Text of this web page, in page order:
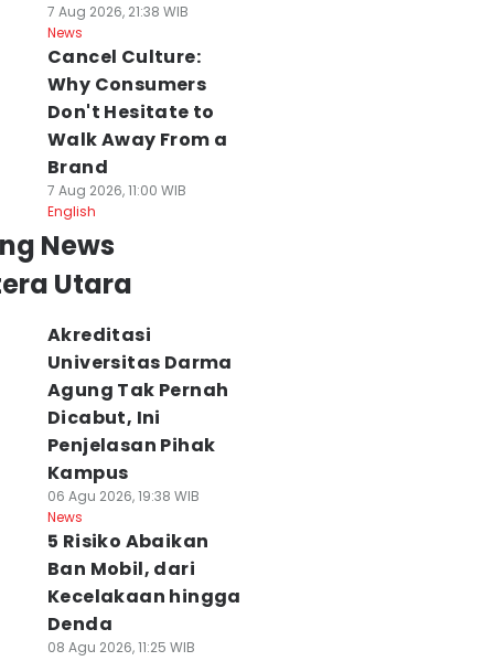
7 Aug 2026, 21:38 WIB
News
Cancel Culture:
Why Consumers
Don't Hesitate to
Walk Away From a
Brand
7 Aug 2026, 11:00 WIB
English
News
Utara
Akreditasi
Universitas Darma
Agung Tak Pernah
Dicabut, Ini
Penjelasan Pihak
Kampus
06 Agu 2026, 19:38 WIB
News
5 Risiko Abaikan
Ban Mobil, dari
Kecelakaan hingga
Denda
08 Agu 2026, 11:25 WIB